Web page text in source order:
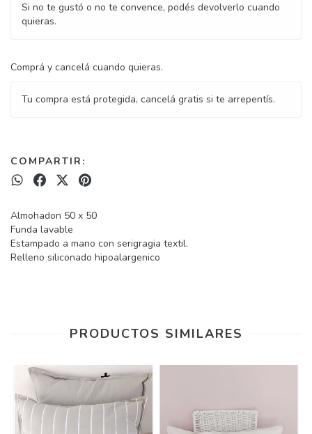
Si no te gustó o no te convence, podés devolverlo cuando
quieras.
Comprá y cancelá cuando quieras.
Tu compra está protegida, cancelá gratis si te arrepentís.
COMPARTIR:
Almohadon 50 x 50
Funda lavable
Estampado a mano con serigragia textil.
Relleno siliconado hipoalargenico
PRODUCTOS SIMILARES